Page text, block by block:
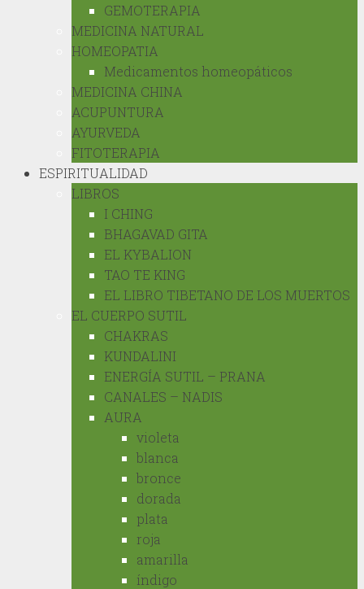
GEMOTERAPIA
MEDICINA NATURAL
HOMEOPATIA
Medicamentos homeopáticos
MEDICINA CHINA
ACUPUNTURA
AYURVEDA
FITOTERAPIA
ESPIRITUALIDAD
LIBROS
I CHING
BHAGAVAD GITA
EL KYBALION
TAO TE KING
EL LIBRO TIBETANO DE LOS MUERTOS
EL CUERPO SUTIL
CHAKRAS
KUNDALINI
ENERGÍA SUTIL – PRANA
CANALES – NADIS
AURA
violeta
blanca
bronce
dorada
plata
roja
amarilla
índigo